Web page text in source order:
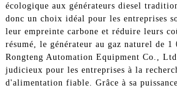
écologique aux générateurs diesel
donc un choix idéal pour les entreprises
leur empreinte carbone et réduire leurs
résumé, le générateur au gaz naturel de 1
Rongteng Automation Equipment Co.,
judicieux pour les entreprises à la
d'alimentation fiable. Grâce à sa